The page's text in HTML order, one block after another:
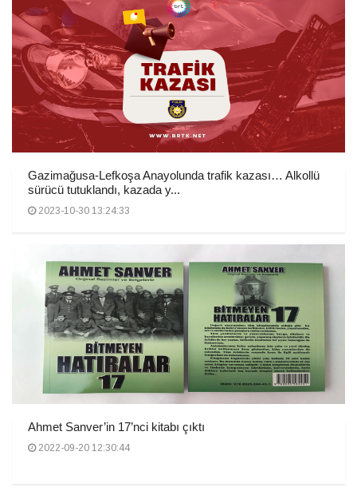
Gazimağusa-Lefkoşa Anayolunda trafik kazası… Alkollü
sürücü tutuklandı, kazada y...
2023-10-30 13:24:33
Ahmet Sanver’in 17’nci kitabı çıktı
2022-09-20 12:30:44